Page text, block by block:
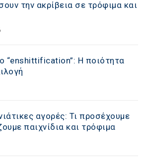
την ακρίβεια σε τρόφιμα και
“enshittification”: Η ποιότητα
αγορές: Τι προσέχουμε
παιχνίδια και τρόφιμα